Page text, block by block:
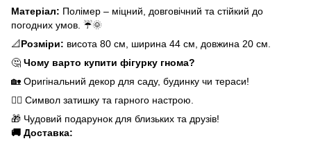
Матеріал: Полімер – міцний, довговічний та стійкий до
погодних умов. ☔️🌞
📐Розміри: висота 80 см, ширина 44 см, довжина 20 см.
🤔 Чому варто купити фігурку гнома?
🏡 Оригінальний декор для саду, будинку чи тераси!
🧙‍♂️ Символ затишку та гарного настрою.
🎁 Чудовий подарунок для близьких та друзів!
🚚 Доставка: